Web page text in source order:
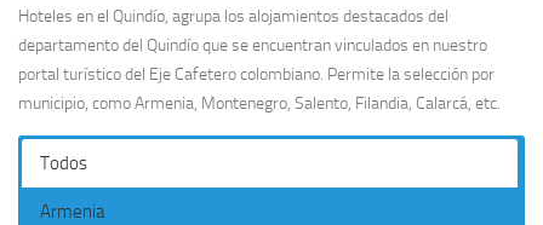
Hoteles en el Quindío, agrupa los alojamientos destacados del
departamento del Quindío que se encuentran vinculados en nuestro
portal turístico del Eje Cafetero colombiano. Permite la selección por
municipio, como Armenia, Montenegro, Salento, Filandia, Calarcá, etc.
Todos
Armenia